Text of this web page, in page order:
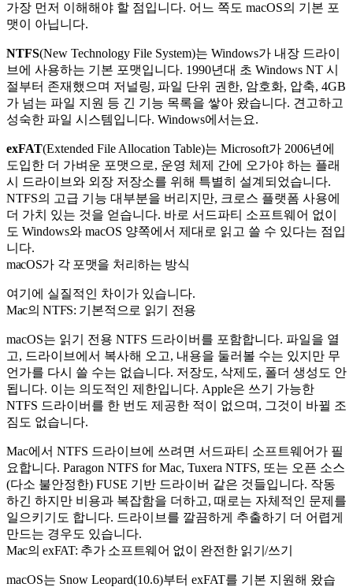
가장 먼저 이해해야 할 점입니다. 어느 쪽도 macOS의 기본 포
맷이 아닙니다.
NTFS(New Technology File System)는 Windows가 내장 드라이
브에 사용하는 기본 포맷입니다. 1990년대 초 Windows NT 시
절부터 존재했으며 저널링, 파일 단위 권한, 암호화, 압축, 4GB
가 넘는 파일 지원 등 긴 기능 목록을 쌓아 왔습니다. 견고하고
성숙한 파일 시스템입니다. Windows에서는요.
exFAT(Extended File Allocation Table)는 Microsoft가 2006년에
도입한 더 가벼운 포맷으로, 운영 체제 간에 오가야 하는 플래
시 드라이브와 외장 저장소를 위해 특별히 설계되었습니다.
NTFS의 고급 기능 대부분을 버리지만, 크로스 플랫폼 사용에
더 가치 있는 것을 얻습니다. 바로 서드파티 소프트웨어 없이
도 Windows와 macOS 양쪽에서 제대로 읽고 쓸 수 있다는 점입
니다.
macOS가 각 포맷을 처리하는 방식
여기에 실질적인 차이가 있습니다.
Mac의 NTFS: 기본적으로 읽기 전용
macOS는 읽기 전용 NTFS 드라이버를 포함합니다. 파일을 열
고, 드라이브에서 복사해 오고, 내용을 둘러볼 수는 있지만 무
언가를 다시 쓸 수는 없습니다. 저장도, 삭제도, 폴더 생성도 안
됩니다. 이는 의도적인 제한입니다. Apple은 쓰기 가능한
NTFS 드라이버를 한 번도 제공한 적이 없으며, 그것이 바뀔 조
짐도 없습니다.
Mac에서 NTFS 드라이브에 쓰려면 서드파티 소프트웨어가 필
요합니다. Paragon NTFS for Mac, Tuxera NTFS, 또는 오픈 소스
(다소 불안정한) FUSE 기반 드라이버 같은 것들입니다. 작동
하긴 하지만 비용과 복잡함을 더하고, 때로는 자체적인 문제를
일으키기도 합니다. 드라이브를 깔끔하게 추출하기 더 어렵게
만드는 경우도 있습니다.
Mac의 exFAT: 추가 소프트웨어 없이 완전한 읽기/쓰기
macOS는 Snow Leopard(10.6)부터 exFAT를 기본 지원해 왔습